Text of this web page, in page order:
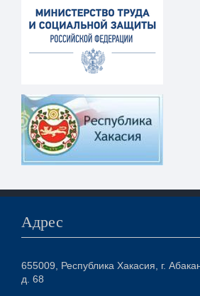
Адрес
655009, Республика Хакасия, г.
д. 68